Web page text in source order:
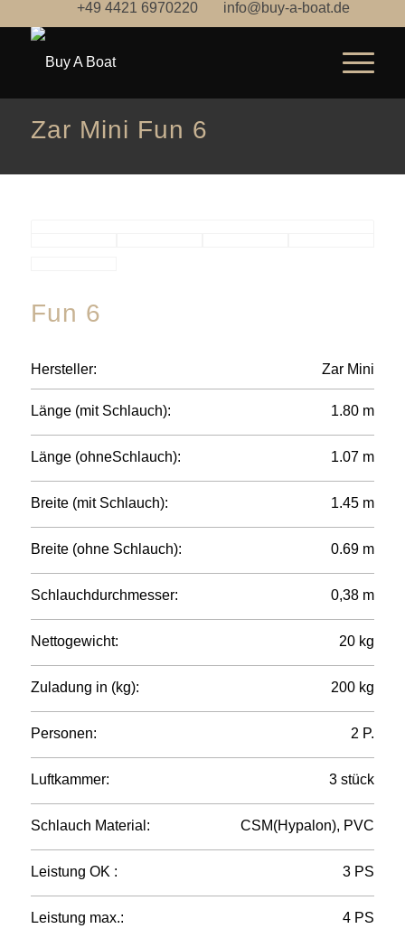
+49 4421 6970220 info@buy-a-boat.de
Zar Mini Fun 6
Fun 6
Hersteller: Zar Mini
Länge (mit Schlauch): 1.80 m
Länge (ohneSchlauch): 1.07 m
Breite (mit Schlauch): 1.45 m
Breite (ohne Schlauch): 0.69 m
Schlauchdurchmesser: 0,38 m
Nettogewicht: 20 kg
Zuladung in (kg): 200 kg
Personen: 2 P.
Luftkammer: 3 stück
Schlauch Material: CSM(Hypalon), PVC
Leistung OK : 3 PS
Leistung max.: 4 PS